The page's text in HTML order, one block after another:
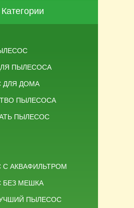
Категории
ПЫЛЕСОСА
ДЛЯ ДОМА
ПЫЛЕСОСА
ПЫЛЕСОС
АКВАФИЛЬТРОМ
БЕЗ МЕШКА
ПЫЛЕСОС